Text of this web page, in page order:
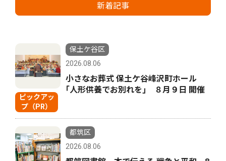
新着記事
ピックアッ
プ（PR）
保土ケ谷区
2026.08.06
小さなお葬式 保土ケ谷峰沢町ホール
｢人形供養でお別れを｣ ８月９日 開催
都筑区
2026.08.06